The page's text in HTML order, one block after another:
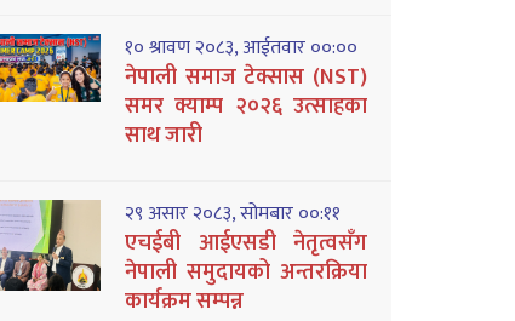
१० श्रावण २०८३, आईतवार ००:००
नेपाली समाज टेक्सास (NST)
समर क्याम्प २०२६ उत्साहका
साथ जारी
२९ असार २०८३, सोमबार ००:११
एचईबी आईएसडी नेतृत्वसँग
नेपाली समुदायको अन्तरक्रिया
कार्यक्रम सम्पन्न